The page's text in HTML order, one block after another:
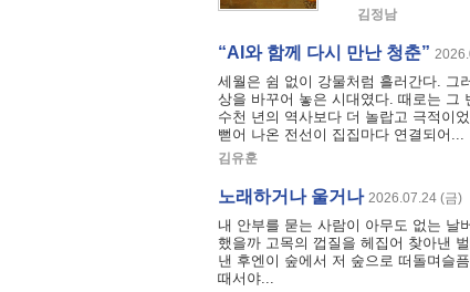
김정남
“AI와 함께 다시 만난 청춘”
세월은 쉼 없이 강물처럼 흘러간다. 그
상을 바꾸어 놓은 시대였다. 때로는 그
수천 년의 역사보다 더 놀랍고 극적이
뻗어 나온 전선이 집집마다 연결되어...
김유훈
노래하거나 울거나 2026.07.24 (금)
내 안부를 묻는 사람이 아무도 없는 날
했을까 고목의 껍질을 헤집어 찾아낸
낸 후엔이 숲에서 저 숲으로 떠돌며슬
때서야...